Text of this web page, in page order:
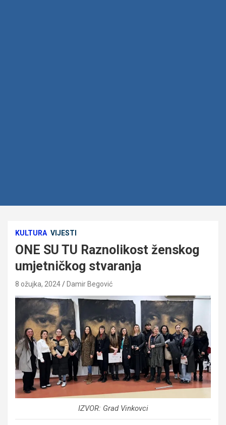
KULTURA VIJESTI
ONE SU TU Raznolikost ženskog
umjetničkog stvaranja
8 ožujka, 2024 Damir Begović
IZVOR: Grad Vinkovci